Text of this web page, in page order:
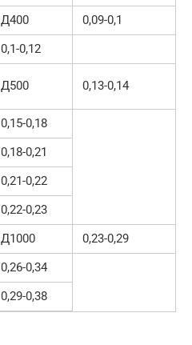
Д400
0,09-0,1
0,1-0,12
Д500 0,13-0,14
0,15-0,18
0,18-0,21
0,21-0,22
0,22-0,23
Д1000
0,23-0,29
0,26-0,34
0,29-0,38